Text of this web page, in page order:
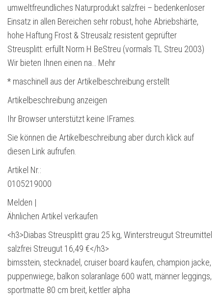
umweltfreundliches Naturprodukt salzfrei – bedenkenloser
Einsatz in allen Bereichen sehr robust, hohe Abriebshärte,
hohe Haftung Frost & Streusalz resistent geprüfter
Streusplitt: erfüllt Norm H BeStreu (vormals TL Streu 2003)
Wir bieten Ihnen einen na… Mehr
* maschinell aus der Artikelbeschreibung erstellt
Artikelbeschreibung anzeigen
Ihr Browser unterstützt keine IFrames.
Sie können die Artikelbeschreibung aber durch klick auf
diesen Link aufrufen.
Artikel Nr.:
0105219000
Melden |
Ähnlichen Artikel verkaufen
<h3>Diabas Streusplitt grau 25 kg, Winterstreugut Streumittel
salzfrei Streugut 16,49 €</h3>
bimsstein, stecknadel, cruiser board kaufen, champion jacke,
puppenwiege, balkon solaranlage 600 watt, männer leggings,
sportmatte 80 cm breit, kettler alpha